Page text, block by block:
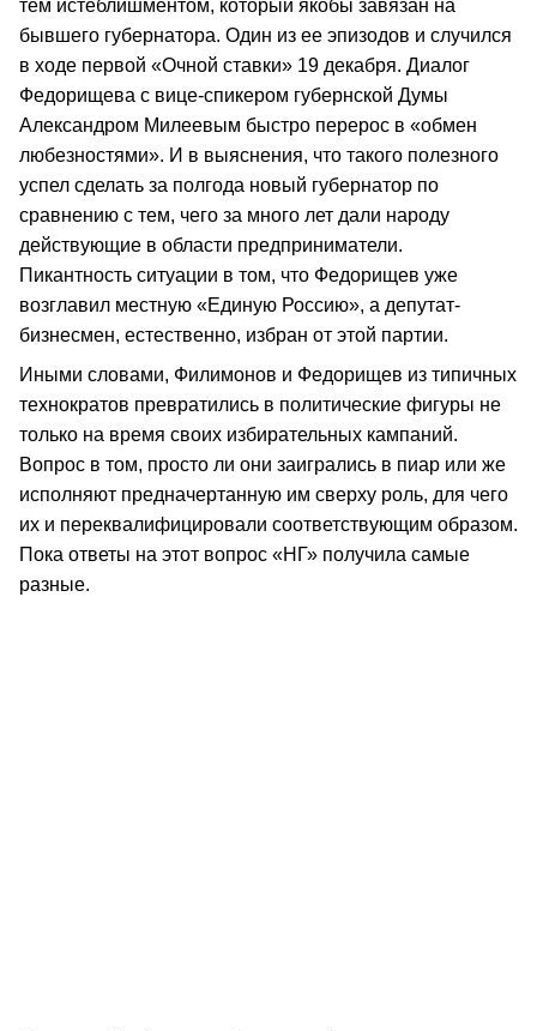
тем истеблишментом, который якобы завязан на
бывшего губернатора. Один из ее эпизодов и случился
в ходе первой «Очной ставки» 19 декабря. Диалог
Федорищева с вице-спикером губернской Думы
Александром Милеевым быстро перерос в «обмен
любезностями». И в выяснения, что такого полезного
успел сделать за полгода новый губернатор по
сравнению с тем, чего за много лет дали народу
действующие в области предприниматели.
Пикантность ситуации в том, что Федорищев уже
возглавил местную «Единую Россию», а депутат-
бизнесмен, естественно, избран от этой партии.
Иными словами, Филимонов и Федорищев из типичных
технократов превратились в политические фигуры не
только на время своих избирательных кампаний.
Вопрос в том, просто ли они заигрались в пиар или же
исполняют предначертанную им сверху роль, для чего
их и переквалифицировали соответствующим образом.
Пока ответы на этот вопрос «НГ» получила самые
разные.